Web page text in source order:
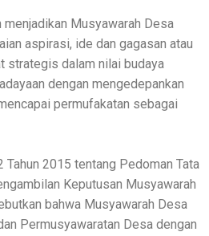
Musyawarah Desa
aspirasi, ide dan gagasan atau
strategis dalam nilai budaya
dengan mengedepankan
permufakatan sebagai
Tahun 2015 tentang Pedoman Tata
Keputusan Musyawarah
bahwa Musyawarah Desa
Permusyawaratan Desa dengan